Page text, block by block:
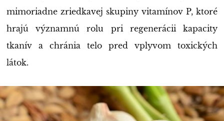
mimoriadne zriedkavej skupiny vitamínov P, ktoré
hrajú významnú rolu pri regenerácii kapacity
tkanív a chránia telo pred vplyvom toxických
látok.